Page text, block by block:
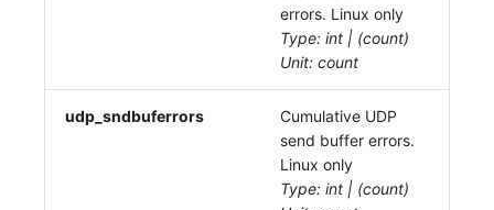
errors. Linux only
Type: int | (count)
Unit: count
udp_sndbuferrors
Cumulative UDP
send buffer errors.
Linux only
Type: int | (count)